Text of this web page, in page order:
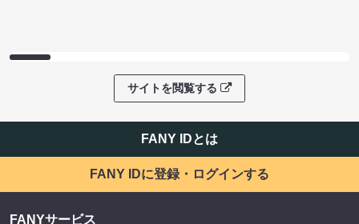
サイトを閲覧する
FANY IDとは
FANY IDに登録・ログインする
FANYサービス